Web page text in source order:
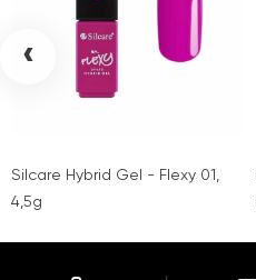
Silcare Hybrid Gel - Flexy 01,
4,5g
‹